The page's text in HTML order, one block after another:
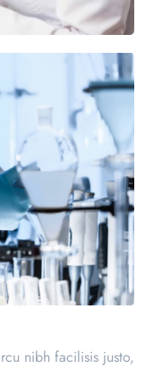
nibh facilisis justo,